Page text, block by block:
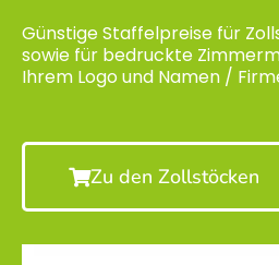
Günstige Staffelpreise für
sowie für bedruckte
Ihrem Logo und Namen /
Zu den Zollstöcken